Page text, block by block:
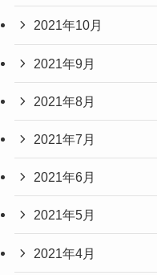
2021年10月
2021年9月
2021年8月
2021年7月
2021年6月
2021年5月
2021年4月